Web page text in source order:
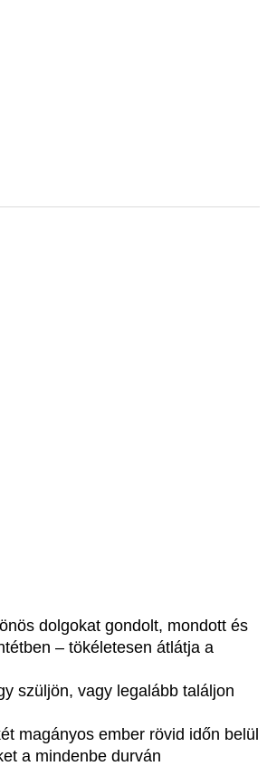
dolgokat gondolt, mondott és
– tökéletesen átlátja a
szüljön, vagy legalább találjon
magányos ember rövid időn belül
a mindenbe durván